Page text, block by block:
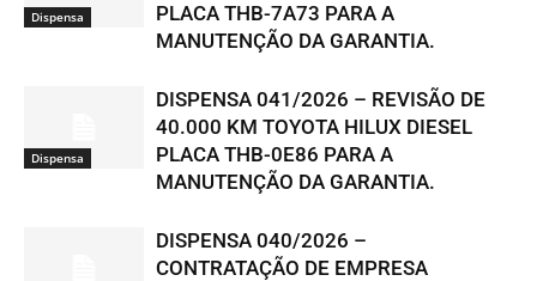
Dispensa
PLACA THB-7A73 PARA A
MANUTENÇÃO DA GARANTIA.
Dispensa
DISPENSA 041/2026 – REVISÃO DE
40.000 KM TOYOTA HILUX DIESEL
PLACA THB-0E86 PARA A
MANUTENÇÃO DA GARANTIA.
DISPENSA 040/2026 –
CONTRATAÇÃO DE EMPRESA